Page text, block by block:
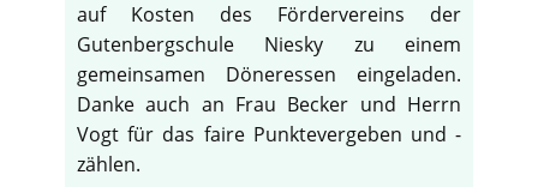
auf Kosten des Fördervereins der
Gutenbergschule Niesky zu einem
gemeinsamen Döneressen eingeladen.
Danke auch an Frau Becker und Herrn
Vogt für das faire Punktevergeben und -
zählen.